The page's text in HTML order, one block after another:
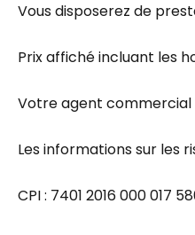
Vous disposerez de
Prix affiché incluant les
Votre agent commercial
Les informations sur les
CPI : 7401 2016 000 017